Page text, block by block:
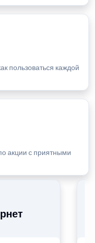
пользоваться каждой
акции с приятными